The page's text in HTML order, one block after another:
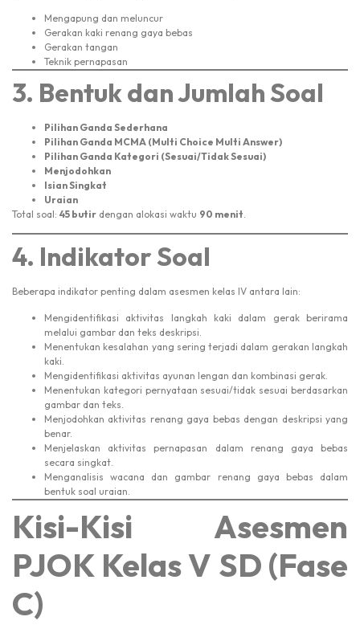
Mengapung dan meluncur
Gerakan kaki renang gaya bebas
Gerakan tangan
Teknik pernapasan
3. Bentuk dan Jumlah Soal
Pilihan Ganda Sederhana
Pilihan Ganda MCMA (Multi Choice Multi Answer)
Pilihan Ganda Kategori (Sesuai/Tidak Sesuai)
Menjodohkan
Isian Singkat
Uraian
Total soal: 45 butir dengan alokasi waktu 90 menit
4. Indikator Soal
Beberapa indikator penting dalam asesmen kelas IV antara lain:
Mengidentifikasi aktivitas langkah kaki dalam gerak berirama
melalui gambar dan teks deskripsi.
Menentukan kesalahan yang sering terjadi dalam gerakan langkah
kaki.
Mengidentifikasi aktivitas ayunan lengan dan kombinasi gerak.
Menentukan kategori pernyataan sesuai/tidak sesuai berdasarkan
gambar dan teks.
Menjodohkan aktivitas renang gaya bebas dengan deskripsi yang
benar.
Menjelaskan aktivitas pernapasan dalam renang gaya bebas
secara singkat.
Menganalisis wacana dan gambar renang gaya bebas dalam
bentuk soal uraian.
Kisi-Kisi Asesmen
PJOK Kelas V SD (Fase
C)